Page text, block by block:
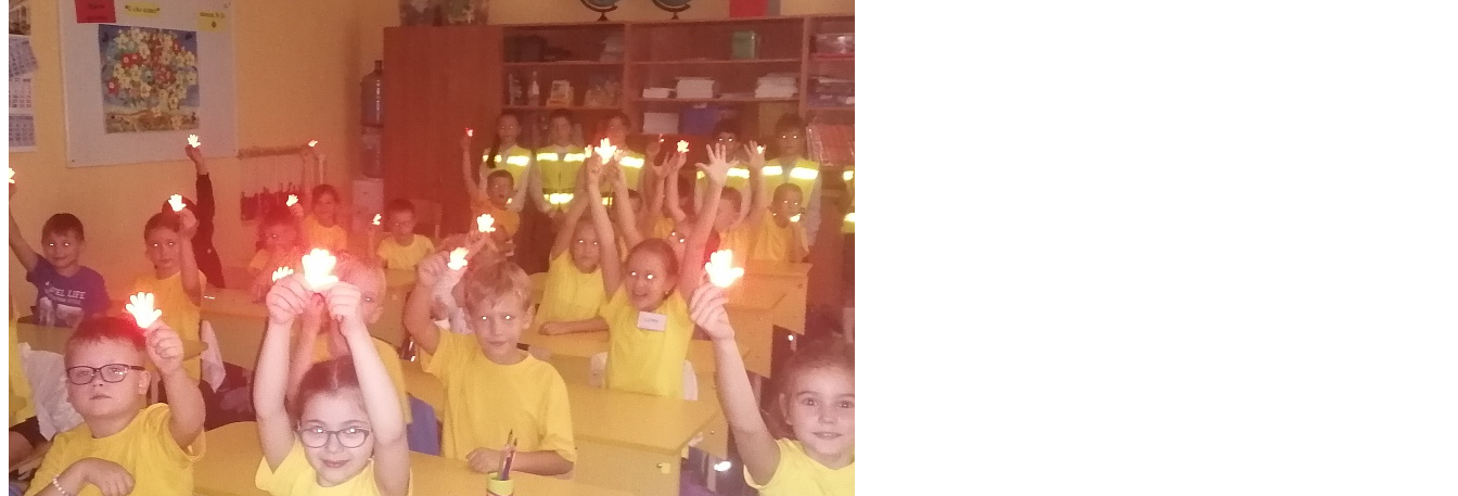
Вакантные места для приема и перевода
Доступная среда
Международное сотрудничество
Организация питания в образовательной организации
Новости Новости
Анонс мероприятий Дворца творчества детей и молодежи
Информация для родителей
МАСТЕР-КЛАССЫ
Отчеты о мероприятиях, встречах, событиях Дворца
Родителям и учащимся
Родителям и учащимся
Получение пропуска для ученика
Получение пропуска для въезда на территорию
Фотографии
Видеоматериалы
Правила доступа на территорию транспортных средств
Получение номера сертификата учета ПФДО
Лагерь с дневным пребыванием "Соколёнок"
Электронная запись в ПФДО
Педагогам и сотрудникам
Коллективы Коллективы
Хореографические коллективы
Вокальные коллективы
Инструментальные коллективы
Театральные коллективы
Коллективы декоративно-прикладного творчества и ИЗО